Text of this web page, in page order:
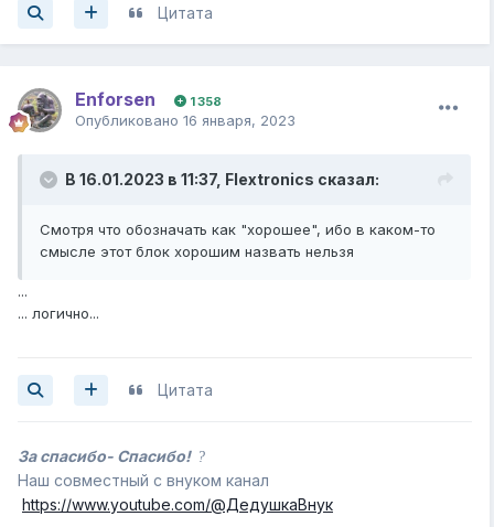
Цитата
Enforsen 1 358
Опубликовано 16 января, 2023
В 16.01.2023 в 11:37, Flextronics сказал:
Смотря что обозначать как "хорошее", ибо в каком-то
смысле этот блок хорошим назвать нельзя
...
... логично...
Цитата
За спасибо- Спасибо! ?
Наш совместный с внуком канал
https://www.youtube.com/@ДедушкаВнук